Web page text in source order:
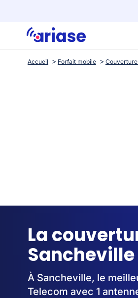
Accueil Forfait mobile Couverture
La
À Sancheville, le
Telecom avec 1